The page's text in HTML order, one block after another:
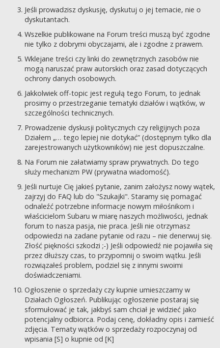
Jeśli prowadzisz dyskusję, dyskutuj o jej temacie, nie o
dyskutantach.
Wszelkie publikowane na Forum treści muszą być zgodne
nie tylko z dobrymi obyczajami, ale i zgodne z prawem.
Wklejane treści czy linki do zewnętrznych zasobów nie
mogą naruszać praw autorskich oraz zasad dotyczących
ochrony danych osobowych.
Jakkolwiek off-topic jest regułą tego Forum, to jednak
prosimy o przestrzeganie tematyki działów i wątków, w
szczególności technicznych.
Prowadzenie dyskusji politycznych czy religijnych poza
Działem „… tego lepiej nie dotykać” (dostępnym tylko dla
zarejestrowanych użytkowników) nie jest dopuszczalne.
Na Forum nie załatwiamy spraw prywatnych. Do tego
służy mechanizm PW (prywatna wiadomość).
Jeśli nurtuje Cię jakieś pytanie, zanim założysz nowy wątek,
zajrzyj do FAQ lub do "Szukajki". Staramy się pomagać
odnaleźć potrzebne informacje nowym miłośnikom i
właścicielom Subaru w miarę naszych możliwości, jednak
forum to nasza pasja, nie praca. Jeśli nie otrzymasz
odpowiedzi na zadane pytanie od razu – nie denerwuj się.
Złość piękności szkodzi ;-) Jeśli odpowiedź nie pojawiła się
przez dłuższy czas, to przypomnij o swoim wątku. Jeśli
rozwiązałeś problem, podziel się z innymi swoimi
doświadczeniami.
Ogłoszenie o sprzedaży czy kupnie umieszczamy w
Działach Ogłoszeń. Publikując ogłoszenie postaraj się
sformułować je tak, jakbyś sam chciał je widzieć jako
potencjalny odbiorca. Podaj cenę, dokładny opis i zamieść
zdjęcia. Tematy wątków o sprzedaży rozpoczynaj od
wpisania [S] o kupnie od [K]